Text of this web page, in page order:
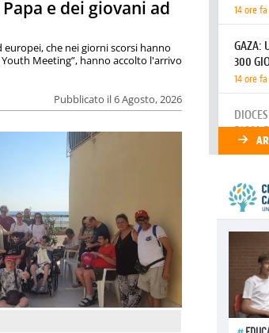
e dei giovani ad
Pubblicato il 6 Agosto, 2026
europei, che nei giorni scorsi hanno
Meeting”, hanno accolto l'arrivo